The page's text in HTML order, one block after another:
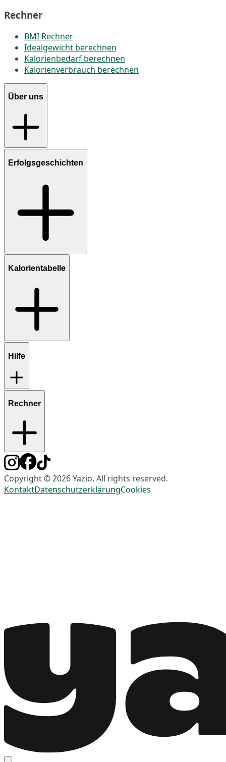
Rechner
BMI Rechner
Idealgewicht berechnen
Kalorienbedarf berechnen
Kalorienverbrauch berechnen
Über uns
Erfolgsgeschichten
Kalorientabelle
Hilfe
Rechner
Copyright © 2026 Yazio. All rights reserved.
KontaktDatenschutzerklärungCookies